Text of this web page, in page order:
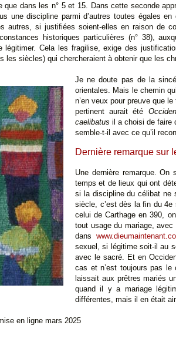
que dans les n° 5 et 15. Dans cette seconde
une discipline parmi d’autres toutes égales
autres, si justifiées soient-elles en raison de
historiques particulières (n° 38),
légitimer. Cela les fragilise, exige des
les siècles) qui chercheraient à obtenir que les
Je ne doute pas de la
orientales. Mais le chemin
n’en veux pour preuve que
pertinent aurait été
caelibatus il a choisi de faire
semble-t-il avec ce qu’il
Dernière remarque sur
Une dernière remarque. On
temps et de lieux qui ont
si la discipline du célibat ne
siècle, c’est dès la fin du
celui de Carthage en 390,
tout usage du mariage,
dans
sexuel, si légitime soit-il au
avec le sacré. Et en
cas et n’est toujours pas
laissait aux prêtres mariés
quand il y a mariage
différentes, mais il en était
en ligne mars 2025